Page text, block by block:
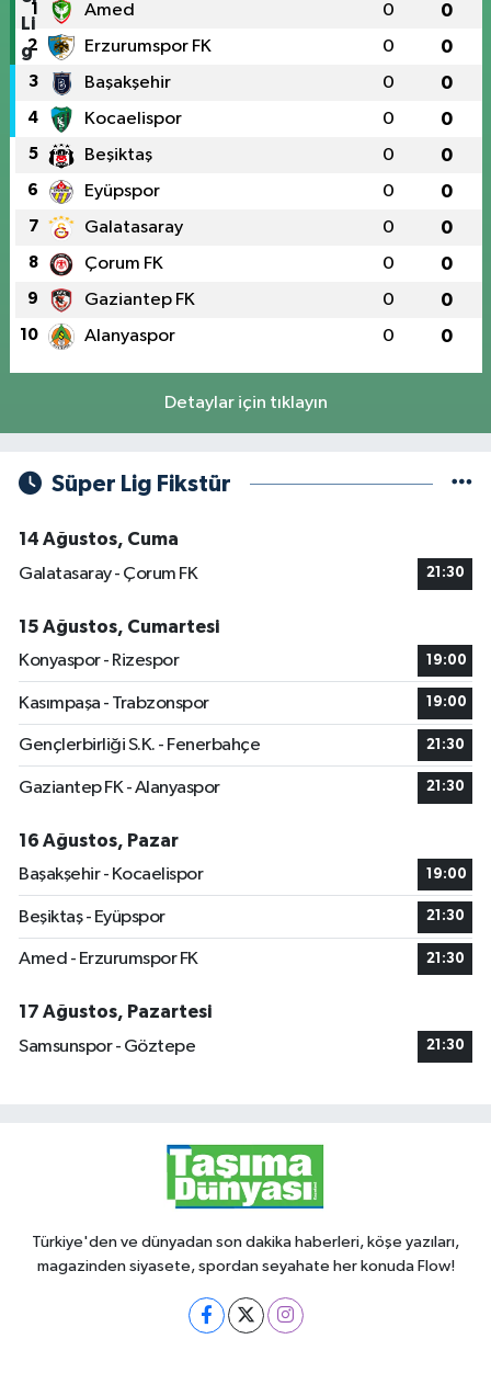
1 Amed 0 0
2 Erzurumspor FK 0 0
3 Başakşehir 0 0
4 Kocaelispor 0 0
5 Beşiktaş 0 0
6 Eyüpspor 0 0
7 Galatasaray 0 0
8 Çorum FK 0 0
9 Gaziantep FK 0 0
10 Alanyaspor 0 0
Detaylar için tıklayın
Süper Lig Fikstür
14 Ağustos, Cuma
Galatasaray - Çorum FK
21:30
15 Ağustos, Cumartesi
Konyaspor - Rizespor
19:00
Kasımpaşa - Trabzonspor 19:00
Gençlerbirliği S.K. - Fenerbahçe 21:30
Gaziantep FK - Alanyaspor 21:30
16 Ağustos, Pazar
Başakşehir - Kocaelispor
19:00
Beşiktaş - Eyüpspor 21:30
Amed - Erzurumspor FK 21:30
17 Ağustos, Pazartesi
Samsunspor - Göztepe
21:30
Türkiye'den ve dünyadan son dakika haberleri, köşe yazıları,
magazinden siyasete, spordan seyahate her konuda Flow!